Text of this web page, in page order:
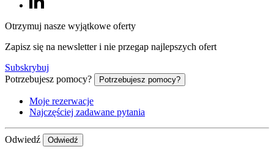
Otrzymuj nasze wyjątkowe oferty
Zapisz się na newsletter i nie przegap najlepszych ofert
Subskrybuj
Potrzebujesz pomocy?
Potrzebujesz pomocy?
Moje rezerwacje
Najczęściej zadawane pytania
Odwiedź Odwiedź